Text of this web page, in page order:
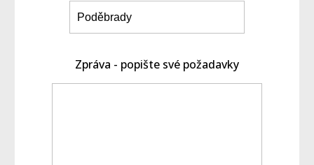
Zpráva - popište své požadavky